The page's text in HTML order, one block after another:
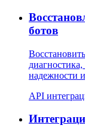
ботов
надежности
API